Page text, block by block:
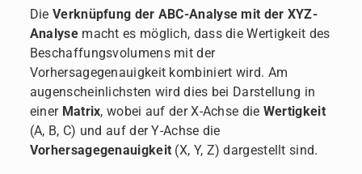
DieVerknüpfung der ABC-Analyse mit der XYZ-
Analysemacht es möglich, dass die Wertigkeit des
Beschaffungsvolumens mit der
Vorhersagegenauigkeit kombiniert wird. Am
augenscheinlichsten wird dies bei Darstellung in
einer Matrix, wobei auf der X-Achse die Wertigkeit
(A, B, C) und auf der Y-Achse die
Vorhersagegenauigkeit (X, Y, Z) dargestellt sind.